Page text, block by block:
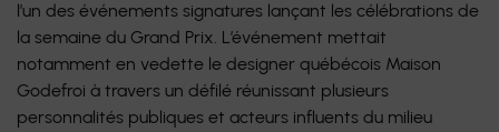
l’un des événements signatures lançant les célébrations de
la semaine du Grand Prix. L’événement mettait
notamment en vedette le designer québécois Maison
Godefroi à travers un défilé réunissant plusieurs
personnalités publiques et acteurs influents du milieu